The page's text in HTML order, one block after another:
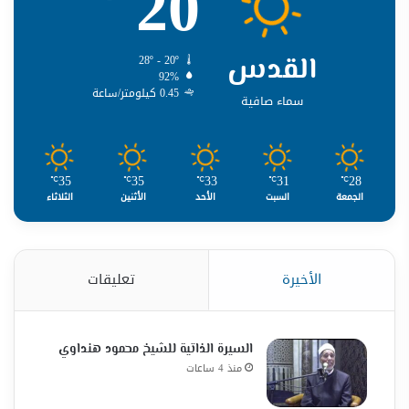
القدس
سماء صافية
28º - 20º
92%
0.45 كيلومتر/ساعة
28
℃
الجمعة
31
℃
السبت
33
℃
الأحد
35
℃
الأثنين
35
℃
الثلاثاء
الأخيرة تعليقات
السيرة الذاتية للشيخ محمود هنداوي
منذ 4 ساعات